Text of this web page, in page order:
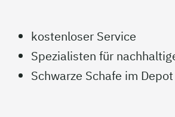
kostenloser Service
Spezialisten für
Schwarze Schafe im